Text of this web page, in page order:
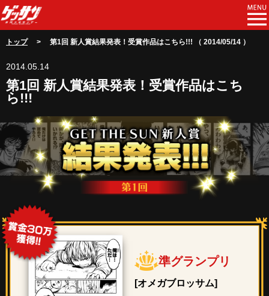
トップ> 第1回 新人賞結果発表！受賞作品はこちら!!! （ 2014/05/14 ）
2014.05.14
第1回 新人賞結果発表！受賞作品はこち
ら!!!
準グランプリ
[オメガブロッサム]